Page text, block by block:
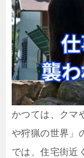
かつては、クマ
や狩猟の世界」
では、住宅街近